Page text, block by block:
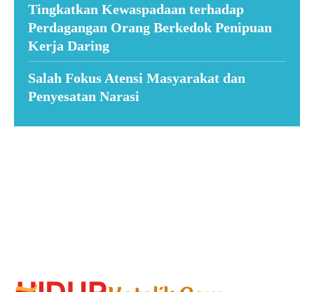
Tingkatkan Kewaspadaan terhadap
Perdagangan Orang Berkedok Penipuan
Kerja Daring
Salah Fokus Atensi Masyarakat dan
Penyesatan Narasi